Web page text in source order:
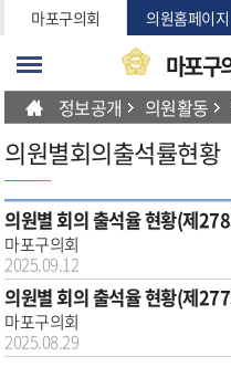
본문바로가기
마포구의회 의원홈페이지
마포구
정보공개 의원활동
의원별회의출석률현황
의원별 회의 출석율 현황(제
마포구의회
2025.09.12
의원별 회의 출석율 현황(제
마포구의회
2025.08.29